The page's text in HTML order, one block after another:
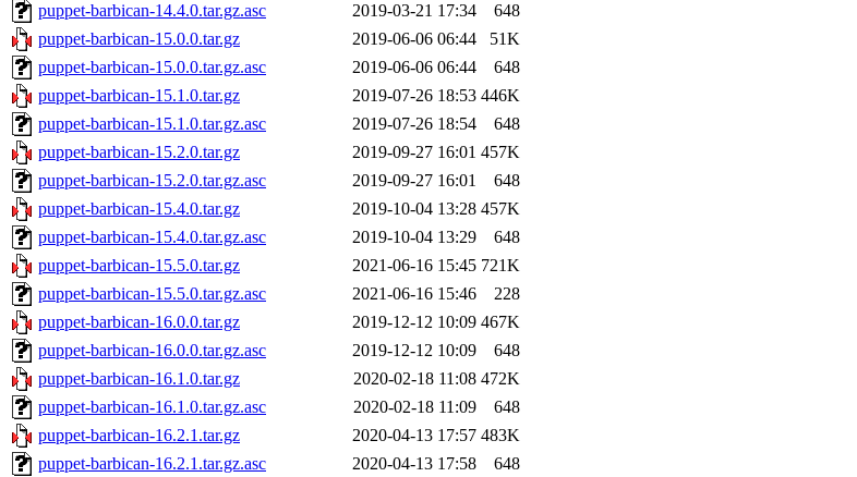
puppet-barbican-14.4.0.tar.gz.asc
2019-03-21 17:34
648
puppet-barbican-15.0.0.tar.gz
2019-06-06 06:44
51K
puppet-barbican-15.0.0.tar.gz.asc
2019-06-06 06:44
648
puppet-barbican-15.1.0.tar.gz
2019-07-26 18:53 446K
puppet-barbican-15.1.0.tar.gz.asc
2019-07-26 18:54
648
puppet-barbican-15.2.0.tar.gz
2019-09-27 16:01 457K
puppet-barbican-15.2.0.tar.gz.asc
2019-09-27 16:01
648
puppet-barbican-15.4.0.tar.gz
2019-10-04 13:28 457K
puppet-barbican-15.4.0.tar.gz.asc
2019-10-04 13:29
648
puppet-barbican-15.5.0.tar.gz
2021-06-16 15:45 721K
puppet-barbican-15.5.0.tar.gz.asc
2021-06-16 15:46
228
puppet-barbican-16.0.0.tar.gz
2019-12-12 10:09 467K
puppet-barbican-16.0.0.tar.gz.asc
2019-12-12 10:09
648
puppet-barbican-16.1.0.tar.gz
2020-02-18 11:08 472K
puppet-barbican-16.1.0.tar.gz.asc
2020-02-18 11:09
648
puppet-barbican-16.2.1.tar.gz
2020-04-13 17:57 483K
puppet-barbican-16.2.1.tar.gz.asc
2020-04-13 17:58
648